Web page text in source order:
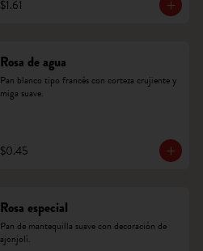
$1.61
Rosa de agua
Pan blanco tipo francés con corteza crujiente y
miga suave.
$0.45
Rosa especial
Pan de mantequilla suave con decoración de
ajonjolí.